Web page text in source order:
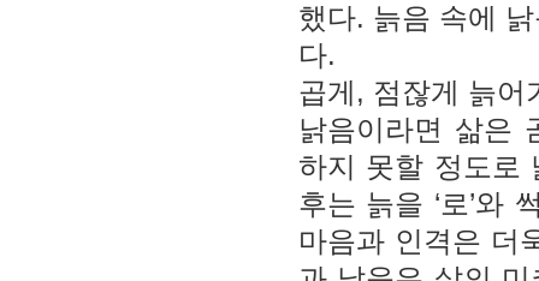
했다. 늙음 속에
다.
곱게, 점잖게 늙어
낡음이라면 삶은
하지 못할 정도로
후는 늙을 ‘로’와
마음과 인격은 더